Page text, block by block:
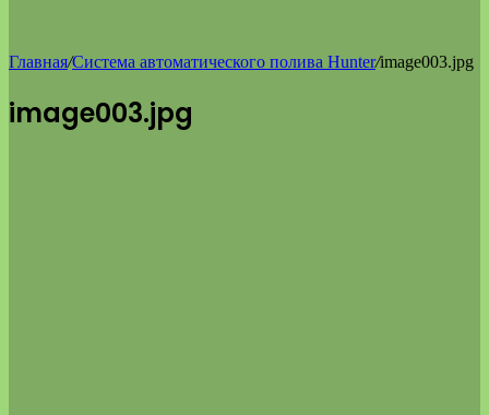
Главная/Система автоматического полива Hunter/image003.jpg
image003.jpg